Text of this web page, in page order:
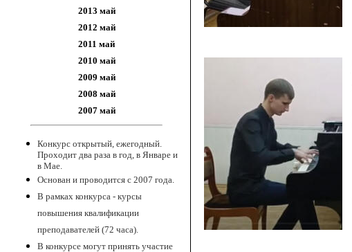
2013 май
2012 май
2011 май
2010 май
2009 май
2008 май
2007 май
Конкурс открытый, ежегодный.
Проходит два раза в год, в Январе и
в Мае.
Основан и проводится с 2007 года.
В рамках конкурса - курсы
повышения квалификации
преподавателей (72 часа).
В конкурсе могут принять участие